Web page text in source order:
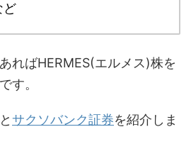
ればHERMES(エルメス)株を
す。
サクソバンク証券を紹介しま